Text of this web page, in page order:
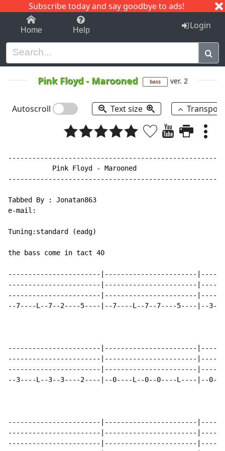
Subscribe today and say goodbye to ads!
1-9 C I J
Home Help Login
Pink Floyd- Marooned bass ver. 2
Autoscroll Text size
           Pink Floyd - Marooned
Tabbed By : Jonatan863
e-mail:
Tuning:standard (eadg)
the bass come in tact 40
-----------------------|-----------------------
-----------------------|-----------------------
-----------------------|-----------------------
--7----L--7--2----5----|--7----L--7--7----5----|--
-----------------------|-----------------------
-----------------------|-----------------------
-----------------------|-----------------------
--3----L--3--3----2----|--0----L--0--0----L----|--
-----------------------|-----------------------
-----------------------|-----------------------
-----------------------|-----------------------